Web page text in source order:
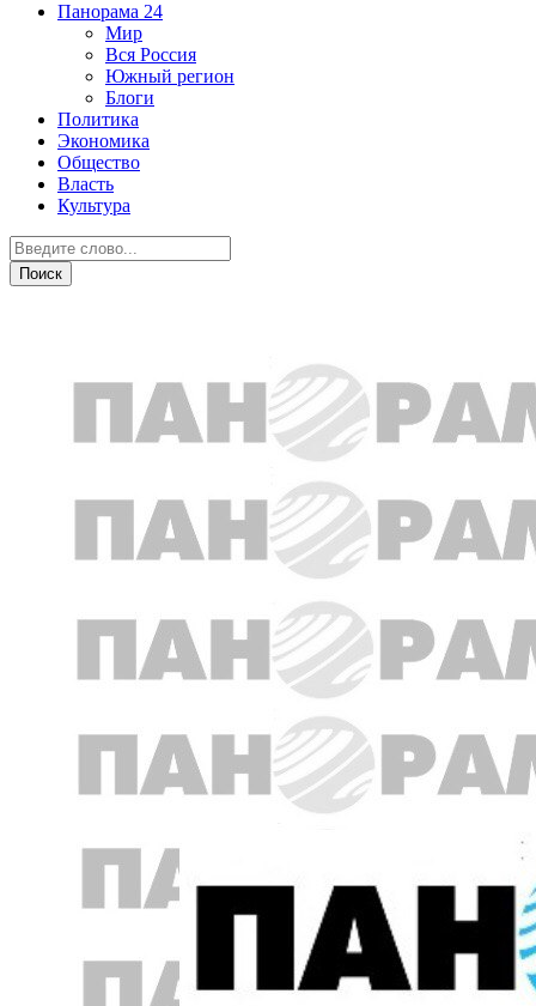
Панорама 24
Мир
Вся Россия
Южный регион
Блоги
Политика
Экономика
Общество
Власть
Культура